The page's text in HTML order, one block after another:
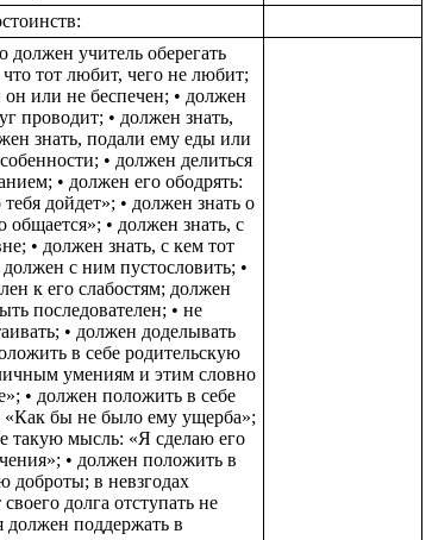
должен учитель оберегать
тот любит, чего не любит;
он или не беспечен; • должен
проводит; • должен знать,
знать, подали ему еды или
• должен делиться
• должен его ободрять:
дойдет»; • должен знать о
• должен знать, с
• должен знать, с кем тот
с ним пустословить; •
к его слабостям; должен
последователен; • не
• должен доделывать
в себе родительскую
умениям и этим словно
• должен положить в себе
«Как бы не было ему ущерба»;
такую мысль: «Я сделаю его
• должен положить в
доброты; в невзгодах
долга отступать не
должен поддержать в